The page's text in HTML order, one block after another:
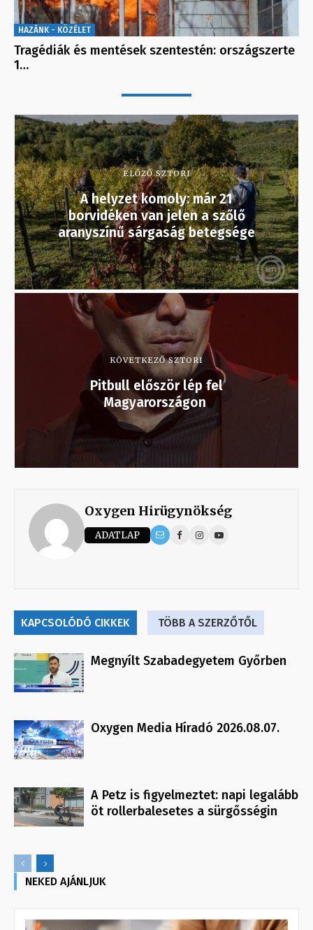
HAZÁNK - KÖZÉLET
Tragédiák és mentések szentestén: országszerte
1…
ELŐZŐ SZTORI
A helyzet komoly: már 21
borvidéken van jelen a szőlő
aranyszínű sárgaság betegsége
KÖVETKEZŐ SZTORI
Pitbull először lép fel
Magyarországon
Oxygen Hirügynökség
ADATLAP
KAPCSOLÓDÓ CIKKEK TÖBB A SZERZŐTŐL
Megnyílt Szabadegyetem Győrben
Oxygen Media Híradó 2026.08.07.
A Petz is figyelmeztet: napi legalább
öt rollerbalesetes a sürgősségin
NEKED AJÁNLJUK